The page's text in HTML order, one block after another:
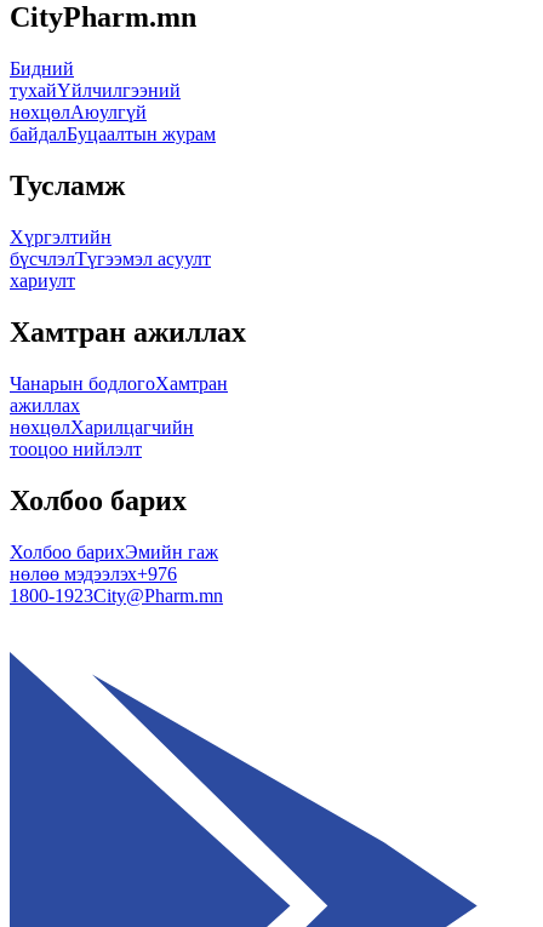
CityPharm.mn
Бидний
тухайҮйлчилгээний
нөхцөлАюулгүй
байдалБуцаалтын журам
Тусламж
Хүргэлтийн
бүсчлэлТүгээмэл асуулт
хариулт
Хамтран ажиллах
Чанарын бодлогоХамтран
ажиллах
нөхцөлХарилцагчийн
тооцоо нийлэлт
Холбоо барих
Холбоо барихЭмийн гаж
нөлөө мэдээлэх+976
1800-1923City@Pharm.mn